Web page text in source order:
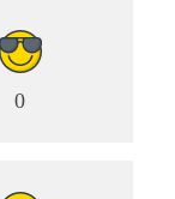
0